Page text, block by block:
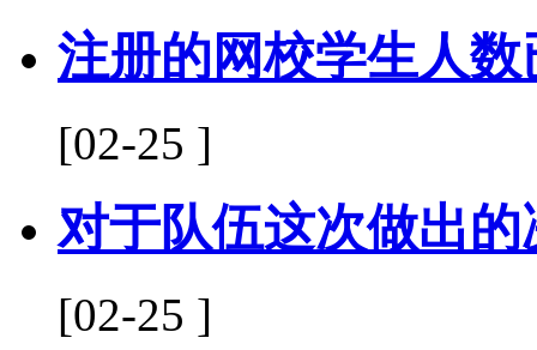
注册的网校学生人数
[02-25 ]
对于队伍这次做出
[02-25 ]